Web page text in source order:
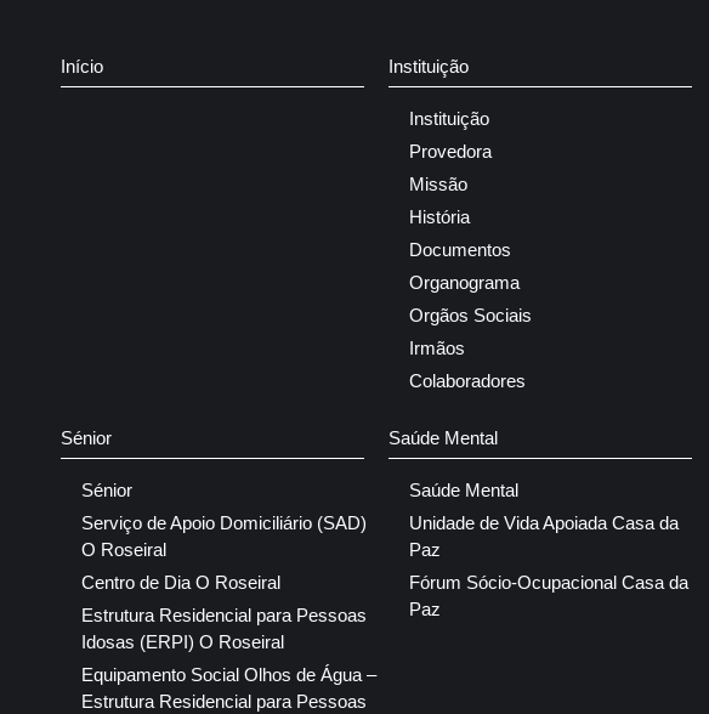
Início Instituição
Instituição
Provedora
Missão
História
Documentos
Organograma
Orgãos Sociais
Irmãos
Colaboradores
Sénior
Sénior
Serviço de Apoio Domiciliário (SAD)
O Roseiral
Centro de Dia O Roseiral
Estrutura Residencial para Pessoas
Idosas (ERPI) O Roseiral
Equipamento Social Olhos de Água –
Estrutura Residencial para Pessoas
Saúde Mental
Saúde Mental
Unidade de Vida Apoiada Casa da
Paz
Fórum Sócio-Ocupacional Casa da
Paz